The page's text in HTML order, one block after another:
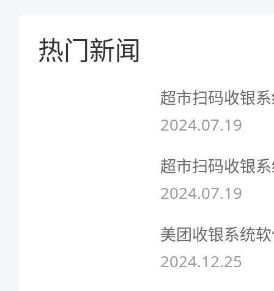
热门新闻
超市扫码收银
2024.07.19
超市扫码收银
2024.07.19
美团收银系统
2024.12.25